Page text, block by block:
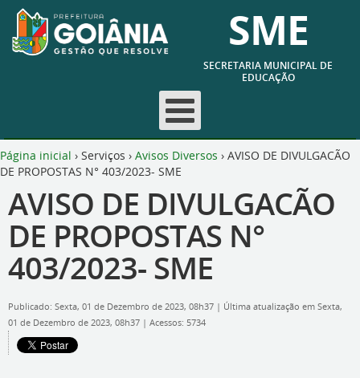
SME
SECRETARIA MUNICIPAL DE
EDUCAÇÃO
Página inicial › Serviços › Avisos Diversos › AVISO DE DIVULGACÃO
DE PROPOSTAS N° 403/2023- SME
AVISO DE DIVULGACÃO
DE PROPOSTAS N°
403/2023- SME
Publicado: Sexta, 01 de Dezembro de 2023, 08h37 | Última atualização em Sexta,
01 de Dezembro de 2023, 08h37 | Acessos: 5734